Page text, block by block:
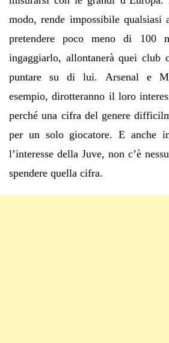
modo, rende impossibile qualsiasi
pretendere poco meno di 100
ingaggiarlo, allontanerà quei club
puntare su di lui. Arsenal e
esempio, dirotteranno il loro
perché una cifra del genere
per un solo giocatore. E anche
l’interesse della Juve, non c’è
spendere quella cifra.